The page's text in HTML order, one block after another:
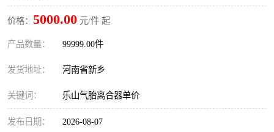
价格： 5000.00 元/件 起
产品数量： 99999.00件
发货地址： 河南省新乡
关键词： 乐山气胎离合器单价
发布日期： 2026-08-07